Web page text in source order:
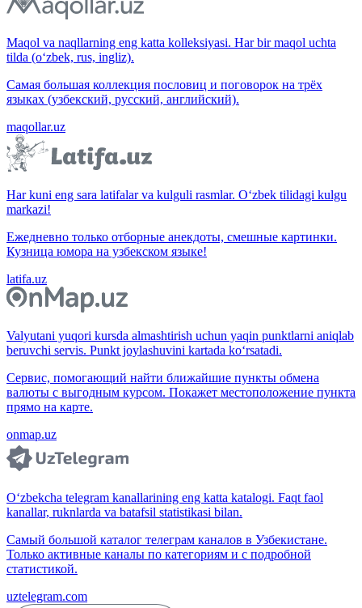
Maqol va naqllarning eng katta kolleksiyasi. Har bir maqol uchta
tilda (o‘zbek, rus, ingliz).
Самая большая коллекция пословиц и поговорок на трёх
языках (узбекский, русский, английский).
maqollar.uz
Har kuni eng sara latifalar va kulguli rasmlar. O‘zbek tilidagi kulgu
markazi!
Ежедневно только отборные анекдоты, смешные картинки.
Кузница юмора на узбекском языке!
latifa.uz
Valyutani yuqori kursda almashtirish uchun yaqin punktlarni aniqlab
beruvchi servis. Punkt joylashuvini kartada ko‘rsatadi.
Сервис, помогающий найти ближайшие пункты обмена
валюты с выгодным курсом. Покажет местоположение пункта
прямо на карте.
onmap.uz
O‘zbekcha telegram kanallarining eng katta katalogi. Faqt faol
kanallar, ruknlarda va batafsil statistikasi bilan.
Самый большой каталог телеграм каналов в Узбекистане.
Только активные каналы по категориям и с подробной
статистикой.
uztelegram.com